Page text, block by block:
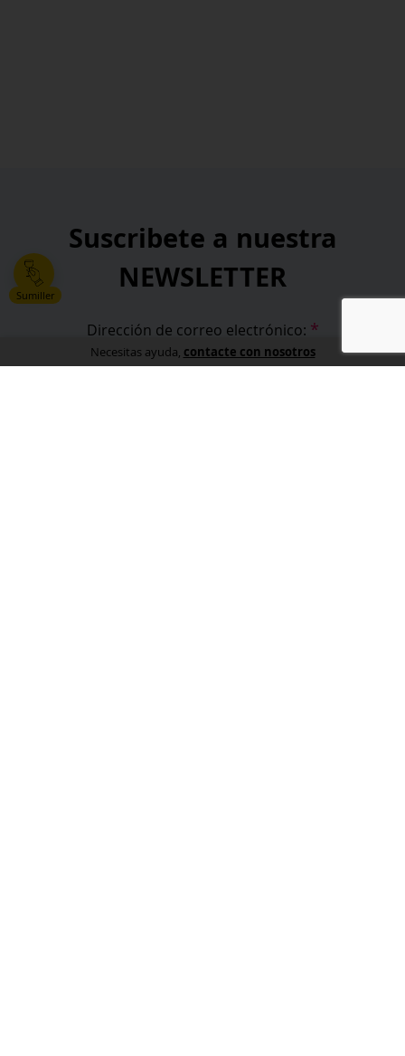
Sumiller
Suscribete a nuestra
NEWSLETTER
Dirección de correo electrónico: *
Necesitas ayuda, contacte con nosotros